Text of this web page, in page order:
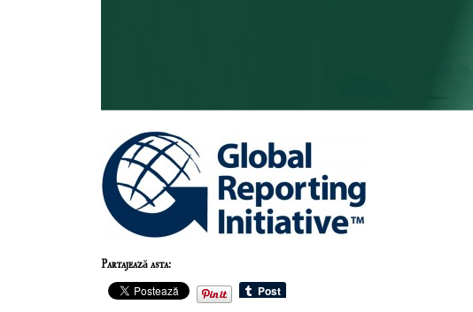
Partajează asta: